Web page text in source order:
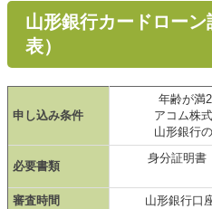
山形銀行カードロー
表）
申し込み条件
年齢が満
アコム株
山形銀行
必要書類
身分証明書
審査時間
山形銀行口